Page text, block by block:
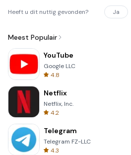
Heeft u dit nuttig gevonden? Ja
Meest Populair
YouTube
Google LLC
4.8
Netflix
Netflix, Inc.
4.2
Telegram
Telegram FZ-LLC
4.3